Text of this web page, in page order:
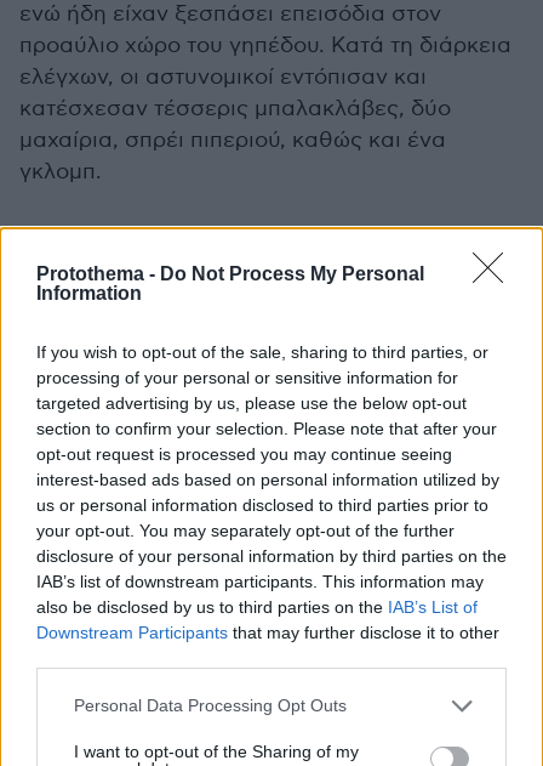
Protothema - Do Not Process My Personal
Information
If you wish to opt-out of the sale, sharing to third parties, or
processing of your personal or sensitive information for
targeted advertising by us, please use the below opt-out
section to confirm your selection. Please note that after your
opt-out request is processed you may continue seeing
interest-based ads based on personal information utilized by
us or personal information disclosed to third parties prior to
your opt-out. You may separately opt-out of the further
disclosure of your personal information by third parties on the
IAB’s list of downstream participants. This information may
also be disclosed by us to third parties on the IAB’s List of
Downstream Participants that may further disclose it to other
Please note that this website/app uses one or more Google
not limited to your visit or usage behaviour. You may click to
Personal Data Processing Opt Outs
I want to opt-out of the Sharing of my
ενώ ήδη είχαν ξεσπάσει επεισόδια στον
προαύλιο χώρο του γηπέδου. Κατά τη διάρκεια
ελέγχων, οι αστυνομικοί εντόπισαν και
κατέσχεσαν τέσσερις μπαλακλάβες, δύο
μαχαίρια, σπρέι πιπεριού, καθώς και ένα
γκλομπ.
Ειδήσεις σήμερα:
Παρασκευή στα ΓΕΛ οι Πανελλαδικές
Εξετάσεις - Το πρόγραμμα
Ανάσα στην αγορά κατοικίας - Νέες
παρεμβάσεις για τα Airbnb ετοιμάζει η
κυβέρνηση
Επιστολική ψήφος: Λήγει η προθεσμία
αποστολής του ασφαλισμένου ψηφοδελτίου
για τις ευρωεκλογές
και μάθετε πρώτοι όλες τις ειδήσεις